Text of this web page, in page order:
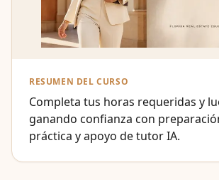
RESUMEN DEL CURSO
Completa tus horas requeridas y
ganando confianza con
práctica y apoyo de tutor IA.